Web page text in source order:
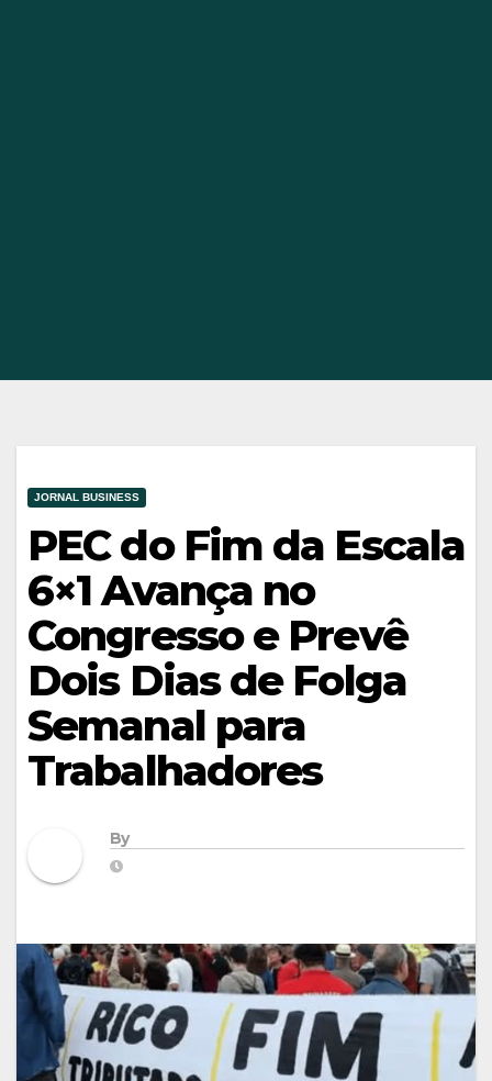
JORNAL BUSINESS
PEC do Fim da Escala
6×1 Avança no
Congresso e Prevê
Dois Dias de Folga
Semanal para
Trabalhadores
By